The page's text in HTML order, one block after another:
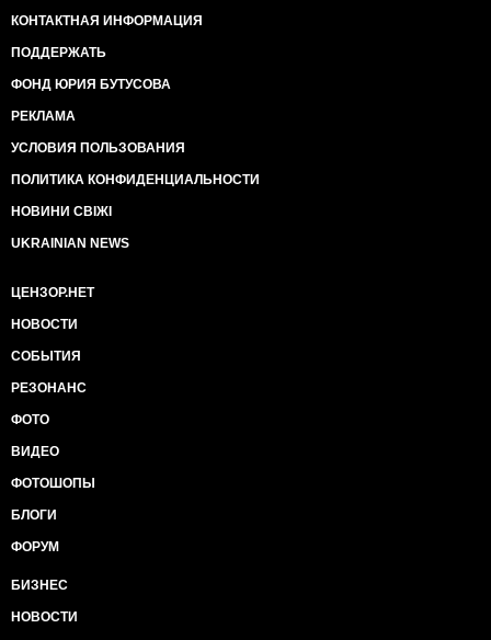
КОНТАКТНАЯ ИНФОРМАЦИЯ
ПОДДЕРЖАТЬ
ФОНД ЮРИЯ БУТУСОВА
РЕКЛАМА
УСЛОВИЯ ПОЛЬЗОВАНИЯ
ПОЛИТИКА КОНФИДЕНЦИАЛЬНОСТИ
НОВИНИ СВІЖІ
UKRAINIAN NEWS
ЦЕНЗОР.НЕТ
НОВОСТИ
СОБЫТИЯ
РЕЗОНАНС
ФОТО
ВИДЕО
ФОТОШОПЫ
БЛОГИ
ФОРУМ
БИЗНЕС
НОВОСТИ